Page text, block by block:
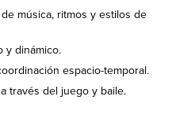
música, ritmos y estilos de
y dinámico.
espacio-temporal.
través del juego y baile.